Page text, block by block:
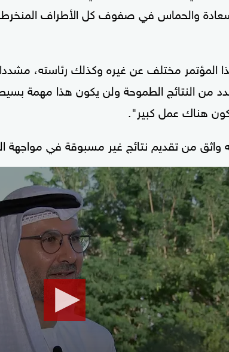
والحماس في صفوف كل الأطراف
المؤتمر مختلف عن غيره وكذلك رئاسته،
من النتائج الطموحة ولن يكون هذا مهمة
هناك عمل كبير".
واثق من تقديم نتائج غير مسبوقة في مواجهة